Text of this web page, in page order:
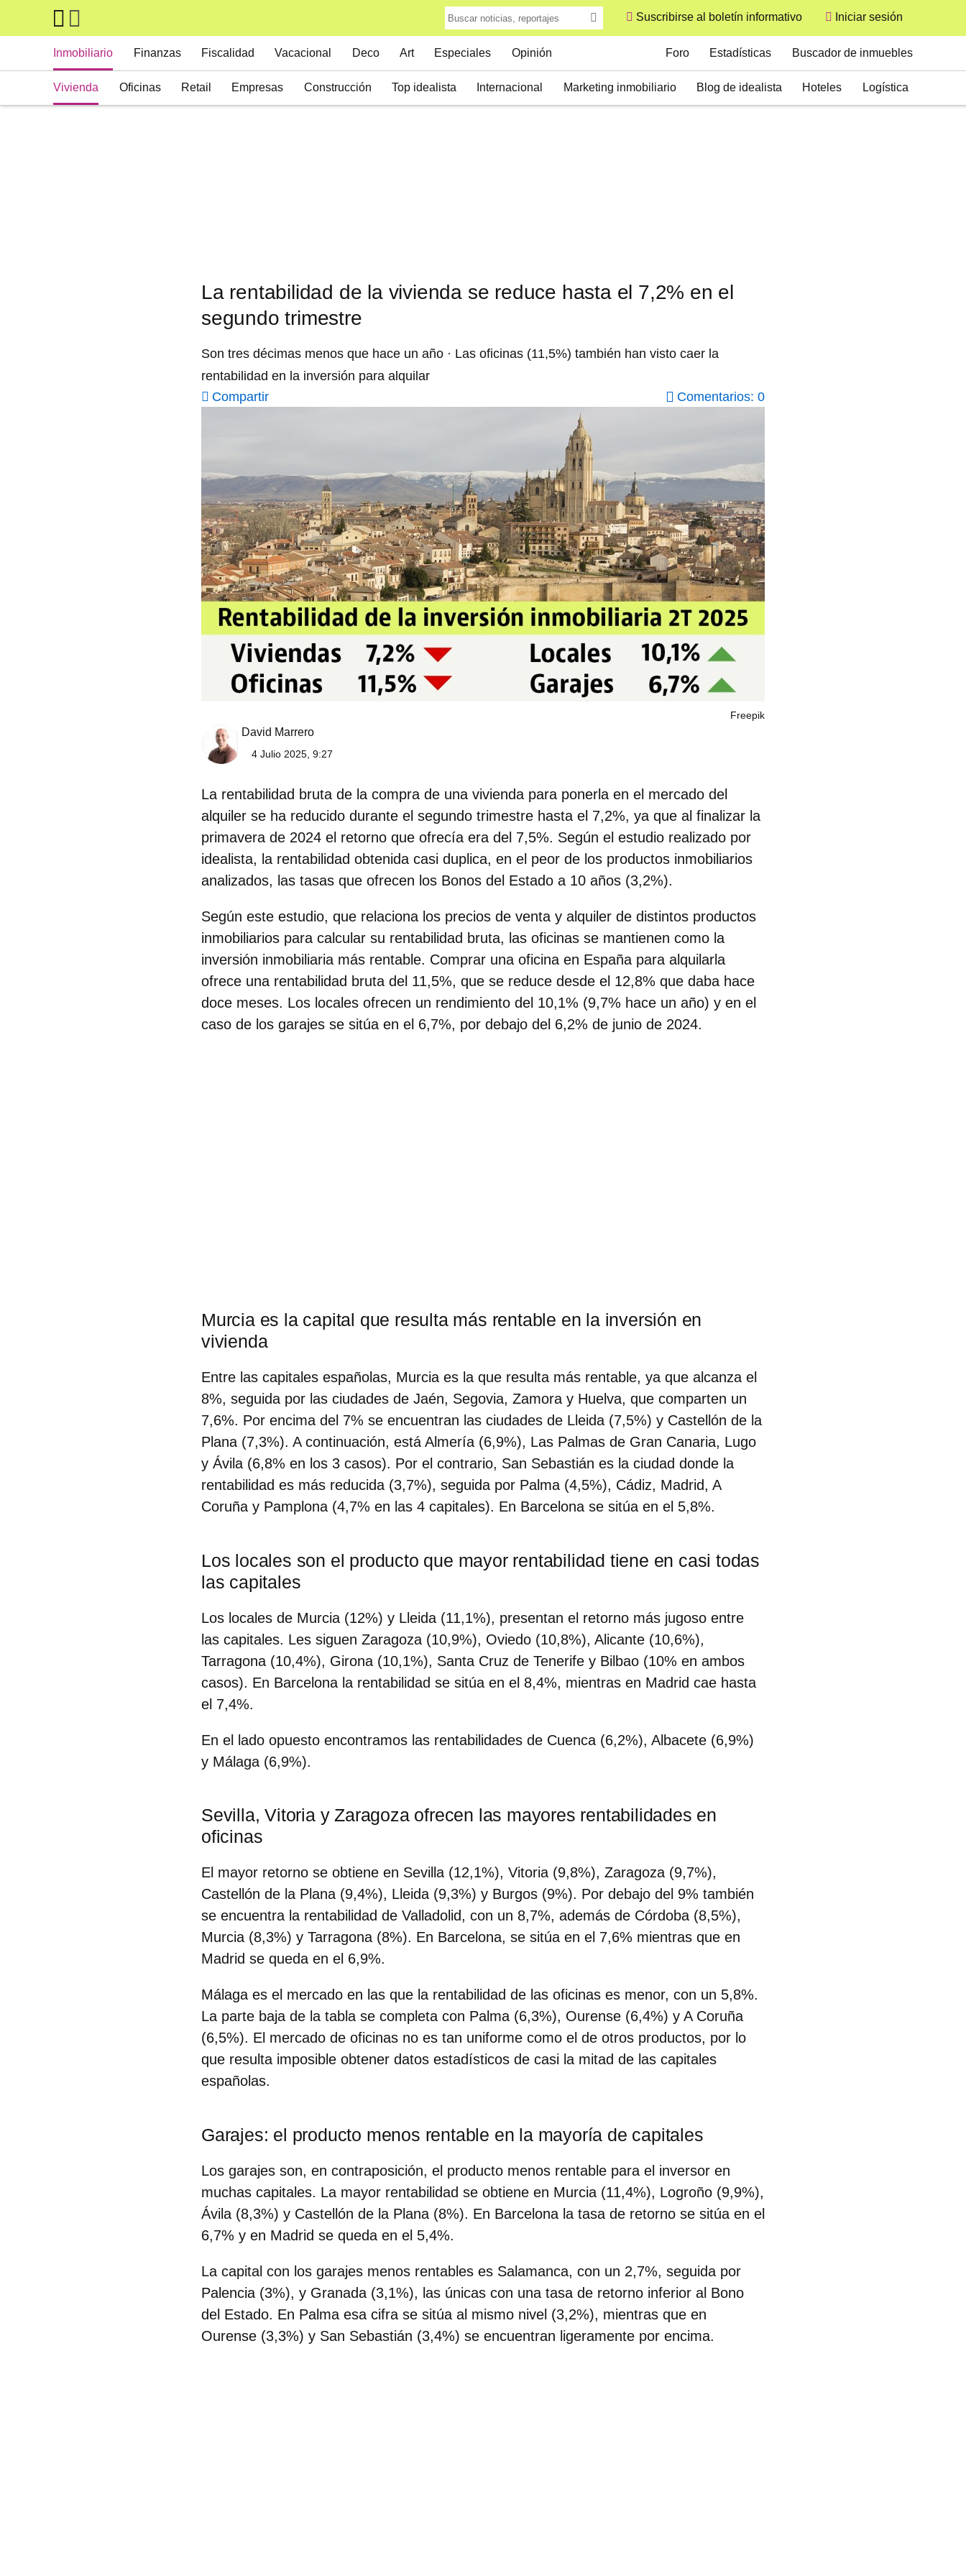
Skip to main content
Suscribirse al boletín informativo
User
Iniciar sesión
Inmobiliario
Vivienda Oficinas Retail Empresas Construcción Top idealista Internacional Marketing inmobiliario Blog de idealista Hoteles Logística
Finanzas Fiscalidad Vacacional Deco Art Especiales Opinión Foro Estadísticas Buscador de inmuebles
La rentabilidad de la vivienda se reduce hasta el 7,2% en el
segundo trimestre
Son tres décimas menos que hace un año · Las oficinas (11,5%) también han visto caer la
rentabilidad en la inversión para alquilar
Compartir
Comentarios: 0
Freepik
David Marrero
4 Julio 2025, 9:27
La rentabilidad bruta de la compra de una vivienda para ponerla en el mercado del
alquiler se ha reducido durante el segundo trimestre hasta el 7,2%, ya que al finalizar la
primavera de 2024 el retorno que ofrecía era del 7,5%. Según el estudio realizado por
idealista, la rentabilidad obtenida casi duplica, en el peor de los productos inmobiliarios
analizados, las tasas que ofrecen los Bonos del Estado a 10 años (3,2%).
Según este estudio, que relaciona los precios de venta y alquiler de distintos productos
inmobiliarios para calcular su rentabilidad bruta, las oficinas se mantienen como la
inversión inmobiliaria más rentable. Comprar una oficina en España para alquilarla
ofrece una rentabilidad bruta del 11,5%, que se reduce desde el 12,8% que daba hace
doce meses. Los locales ofrecen un rendimiento del 10,1% (9,7% hace un año) y en el
caso de los garajes se sitúa en el 6,7%, por debajo del 6,2% de junio de 2024.
Murcia es la capital que resulta más rentable en la inversión en
vivienda
Entre las capitales españolas, Murcia es la que resulta más rentable, ya que alcanza el
8%, seguida por las ciudades de Jaén, Segovia, Zamora y Huelva, que comparten un
7,6%. Por encima del 7% se encuentran las ciudades de Lleida (7,5%) y Castellón de la
Plana (7,3%). A continuación, está Almería (6,9%), Las Palmas de Gran Canaria, Lugo
y Ávila (6,8% en los 3 casos). Por el contrario, San Sebastián es la ciudad donde la
rentabilidad es más reducida (3,7%), seguida por Palma (4,5%), Cádiz, Madrid, A
Coruña y Pamplona (4,7% en las 4 capitales). En Barcelona se sitúa en el 5,8%.
Los locales son el producto que mayor rentabilidad tiene en casi todas
las capitales
Los locales de Murcia (12%) y Lleida (11,1%), presentan el retorno más jugoso entre
las capitales. Les siguen Zaragoza (10,9%), Oviedo (10,8%), Alicante (10,6%),
Tarragona (10,4%), Girona (10,1%), Santa Cruz de Tenerife y Bilbao (10% en ambos
casos). En Barcelona la rentabilidad se sitúa en el 8,4%, mientras en Madrid cae hasta
el 7,4%.
En el lado opuesto encontramos las rentabilidades de Cuenca (6,2%), Albacete (6,9%)
y Málaga (6,9%).
Sevilla, Vitoria y Zaragoza ofrecen las mayores rentabilidades en
oficinas
El mayor retorno se obtiene en Sevilla (12,1%), Vitoria (9,8%), Zaragoza (9,7%),
Castellón de la Plana (9,4%), Lleida (9,3%) y Burgos (9%). Por debajo del 9% también
se encuentra la rentabilidad de Valladolid, con un 8,7%, además de Córdoba (8,5%),
Murcia (8,3%) y Tarragona (8%). En Barcelona, se sitúa en el 7,6% mientras que en
Madrid se queda en el 6,9%.
Málaga es el mercado en las que la rentabilidad de las oficinas es menor, con un 5,8%.
La parte baja de la tabla se completa con Palma (6,3%), Ourense (6,4%) y A Coruña
(6,5%). El mercado de oficinas no es tan uniforme como el de otros productos, por lo
que resulta imposible obtener datos estadísticos de casi la mitad de las capitales
españolas.
Garajes: el producto menos rentable en la mayoría de capitales
Los garajes son, en contraposición, el producto menos rentable para el inversor en
muchas capitales. La mayor rentabilidad se obtiene en Murcia (11,4%), Logroño (9,9%),
Ávila (8,3%) y Castellón de la Plana (8%). En Barcelona la tasa de retorno se sitúa en el
6,7% y en Madrid se queda en el 5,4%.
La capital con los garajes menos rentables es Salamanca, con un 2,7%, seguida por
Palencia (3%), y Granada (3,1%), las únicas con una tasa de retorno inferior al Bono
del Estado. En Palma esa cifra se sitúa al mismo nivel (3,2%), mientras que en
Ourense (3,3%) y San Sebastián (3,4%) se encuentran ligeramente por encima.